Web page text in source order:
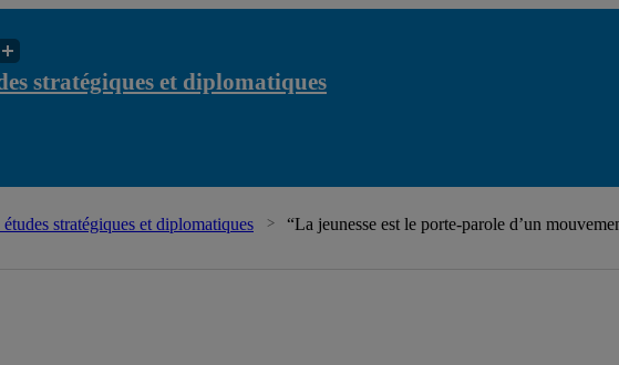
stratégiques et diplomatiques
stratégiques et diplomatiques “La jeunesse est le porte-parole d’un